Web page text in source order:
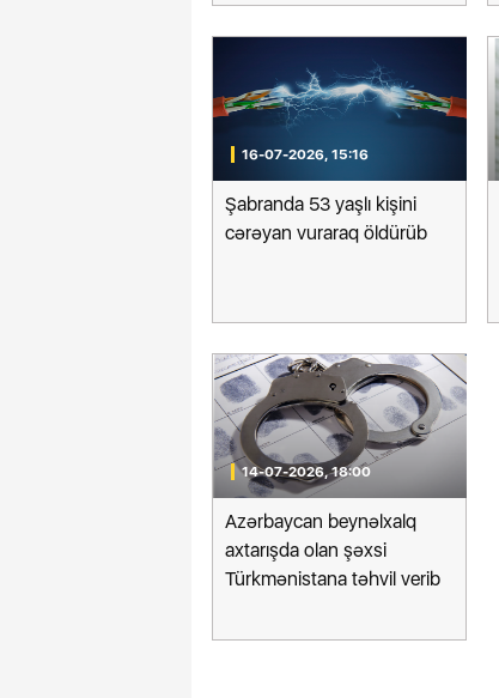
16-07-2026, 15:16
Şabranda 53 yaşlı kişini
cərəyan vuraraq öldürüb
14-07-2026, 18:00
Azərbaycan beynəlxalq
axtarışda olan şəxsi
Türkmənistana təhvil verib